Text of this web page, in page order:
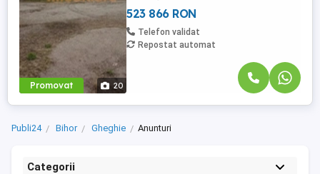
Promovat 20
Bihor, Gheghie ...
523 866 RON
Telefon validat
Repostat automat
Publi24 Bihor Gheghie Anunturi
Categorii